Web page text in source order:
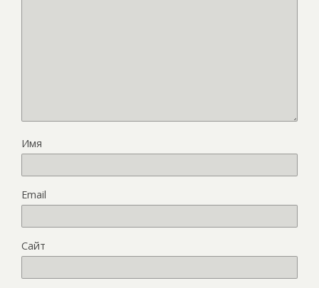
Имя
Email
Сайт